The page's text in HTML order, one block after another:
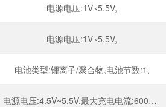
电源电压:1V~5.5V,
电源电压:1V~5.5V,
电池类型:锂离子/聚合物,电池节数:1,
电源电压:4.5V~5.5V,最大充电电流:600mA,电池类型:锂离子,电池节数:1,